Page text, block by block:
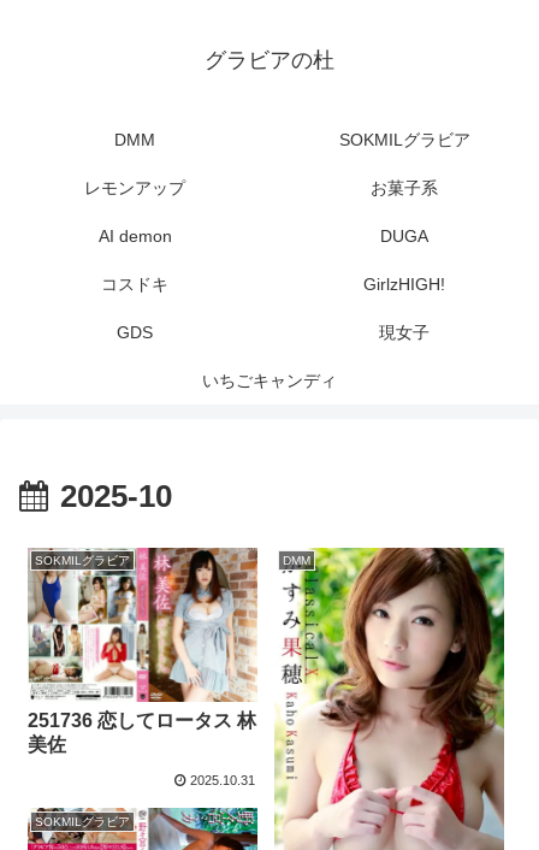
グラビアの杜
DMM SOKMILグラビア
レモンアップ お菓子系
AI demon DUGA
コスドキ GirlzHIGH!
GDS 現女子
いちごキャンディ
2025-10
SOKMILグラビア
251736 恋してロータス 林
美佐
2025.10.31
DMM
SOKMILグラビア